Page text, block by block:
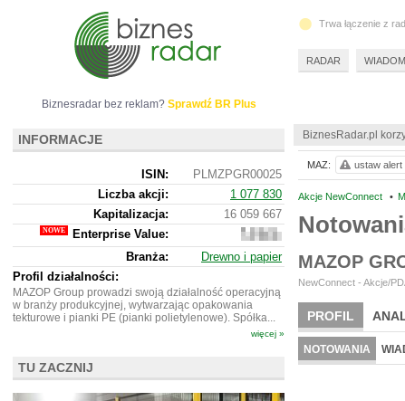
BiznesRadar.pl
Akcje NewConnect •
MAZOP
NewConnect - Akcje/
PROFIL
NOTOWANIA
MAZ: ustaw alert
Biznesradar bez reklam? Sprawdź BR Plus
INFORMACJE
ISIN:
PLMZPGR00025
Liczba akcji:
1 077 830
Kapitalizacja:
16 059 667
Enterprise Value:
24
227
667
Branża:
Drewno i papier
Profil działalności:
MAZOP Group prowadzi swoją działalność operacyjną
w branży produkcyjnej, wytwarzając opakowania
tekturowe i pianki PE (pianki polietylenowe). Spółka...
więcej »
TU ZACZNIJ
Trwa łączenie z
RADAR